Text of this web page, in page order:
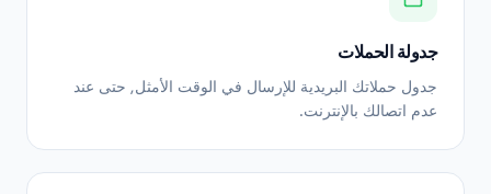
جدولة الحملات
جدول حملاتك البريدية للإرسال في الوقت الأمثل, حتى عند
عدم اتصالك بالإنترنت.